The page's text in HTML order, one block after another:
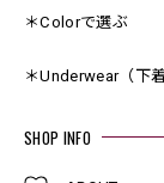
＊Colorで選ぶ
＊Underwear（下着
SHOP INFO